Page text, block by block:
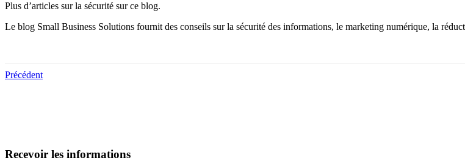
Plus d’articles sur la sécurité sur ce blog.
Le blog Small Business Solutions fournit des conseils sur la sécurité des informations, le marketing numérique, la
Précédent
Recevoir les informations